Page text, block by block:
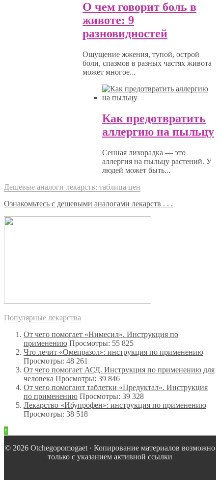
О чем говорит боль в
животе: 9
разновидностей
Ощущение жжения, тупой, острой
боли, спазмов в разных частях живота
может многое...
Как предотвратить
аллергию на пыльцу
Сенная лихорадка — это
аллергия на пыльцу растений. У
людей может быть...
Дешевые аналоги лекарств: таблица цен
Ознакомьтесь с дешевыми аналогами лекарств . . .
Популярные лекарства
От чего помогает «Нимесил». Инструкция по
применению Просмотры: 55 825
Что лечит «Омепразол»: инструкция по применению
Просмотры: 48 261
От чего помогает АСД. Инструкция по применению для
человека Просмотры: 39 846
От чего помогают таблетки «Предуктал». Инструкция
по применению Просмотры: 39 328
Лекарство «Ибупрофен»: инструкция по применению
Просмотры: 38 518
↑
© 2026 Оtchegopomogaet · Копирование материалов возможно
только с указанием активной ссылки